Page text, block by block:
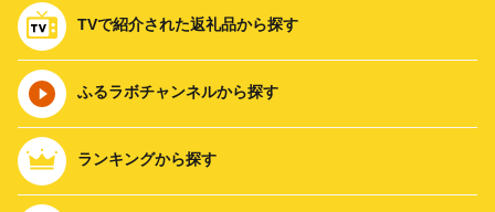
TVで紹介された返礼品から探す
ふるラボチャンネルから探す
ランキングから探す